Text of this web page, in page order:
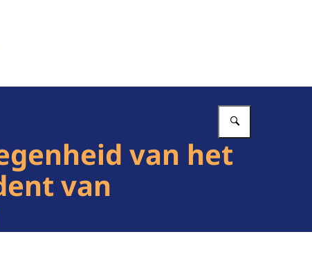
van het
van